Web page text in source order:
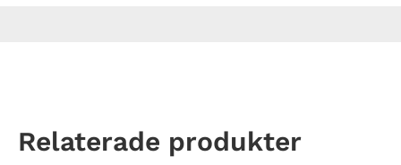
Relaterade produkter